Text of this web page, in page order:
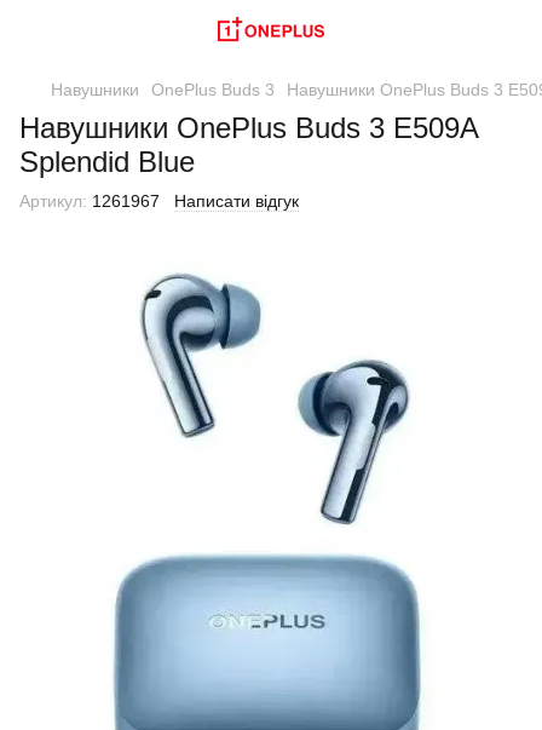
Навушники OnePlus Buds 3 Навушники OnePlus Buds 3
Навушники OnePlus Buds 3 E509A
Splendid Blue
Артикул: 1261967 Написати відгук